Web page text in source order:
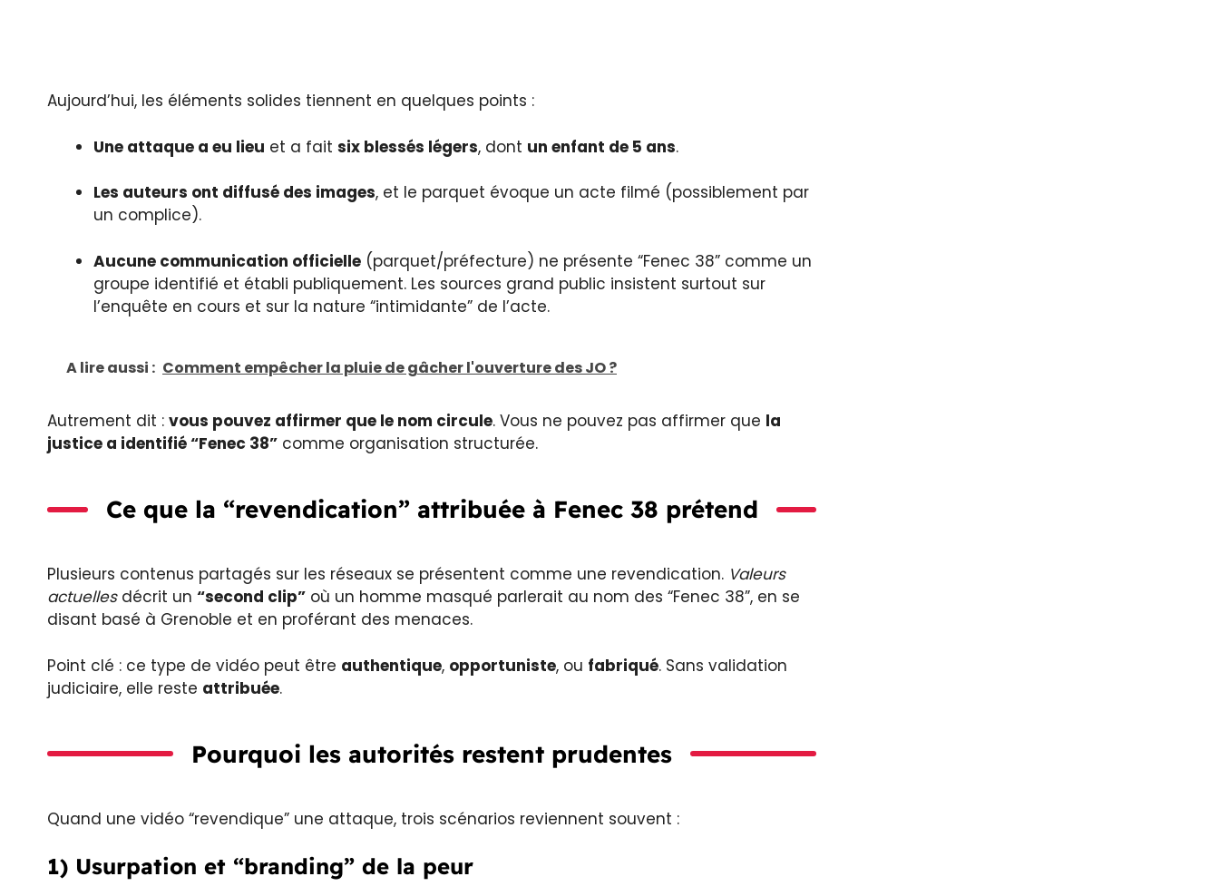
Aujourd’hui, les éléments solides tiennent en quelques points :
Une attaque a eu lieu et a fait six blessés légers, dont un enfant de 5 ans.
Les auteurs ont diffusé des images, et le parquet évoque un acte filmé (possiblement par
un complice).
Aucune communication officielle (parquet/préfecture) ne présente “Fenec 38” comme un
groupe identifié et établi publiquement. Les sources grand public insistent surtout sur
l’enquête en cours et sur la nature “intimidante” de l’acte.
A lire aussi : Comment empêcher la pluie de gâcher l'ouverture des JO ?
Autrement dit : vous pouvez affirmer que le nom circule. Vous ne pouvez pas affirmer que la
justice a identifié “Fenec 38” comme organisation structurée.
Ce que la “revendication” attribuée à Fenec 38 prétend
Plusieurs contenus partagés sur les réseaux se présentent comme une revendication. Valeurs
actuellesdécrit un “second clip” où un homme masqué parlerait au nom des “Fenec 38”, en se
disant basé à Grenoble et en proférant des menaces.
Point clé : ce type de vidéo peut être authentique, opportuniste, ou fabriqué. Sans validation
judiciaire, elle reste attribuée.
Pourquoi les autorités restent prudentes
Quand une vidéo “revendique” une attaque, trois scénarios reviennent souvent :
1) Usurpation et “branding” de la peur